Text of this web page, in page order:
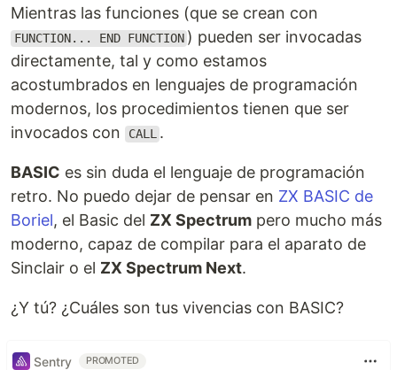
Mientras las funciones (que se crean con
FUNCTION... END FUNCTION ) pueden ser invocadas
directamente, tal y como estamos
acostumbrados en lenguajes de programación
modernos, los procedimientos tienen que ser
invocados con
CALL .
BASIC es sin duda el lenguaje de programación
retro. No puedo dejar de pensar en ZX BASIC de
Boriel, el Basic del ZX Spectrum pero mucho más
moderno, capaz de compilar para el aparato de
Sinclair o el ZX Spectrum Next.
¿Y tú? ¿Cuáles son tus vivencias con BASIC?
Sentry PROMOTED